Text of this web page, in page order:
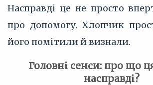
Насправді це не просто
про допомогу. Хлопчик
його помітили й визнали.
Головні сенси: про що
насправді?